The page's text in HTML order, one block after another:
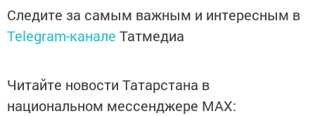
Следите за самым важным и интересным в
Telegram-канале Татмедиа
Читайте новости Татарстана в
национальном мессенджере MАХ: